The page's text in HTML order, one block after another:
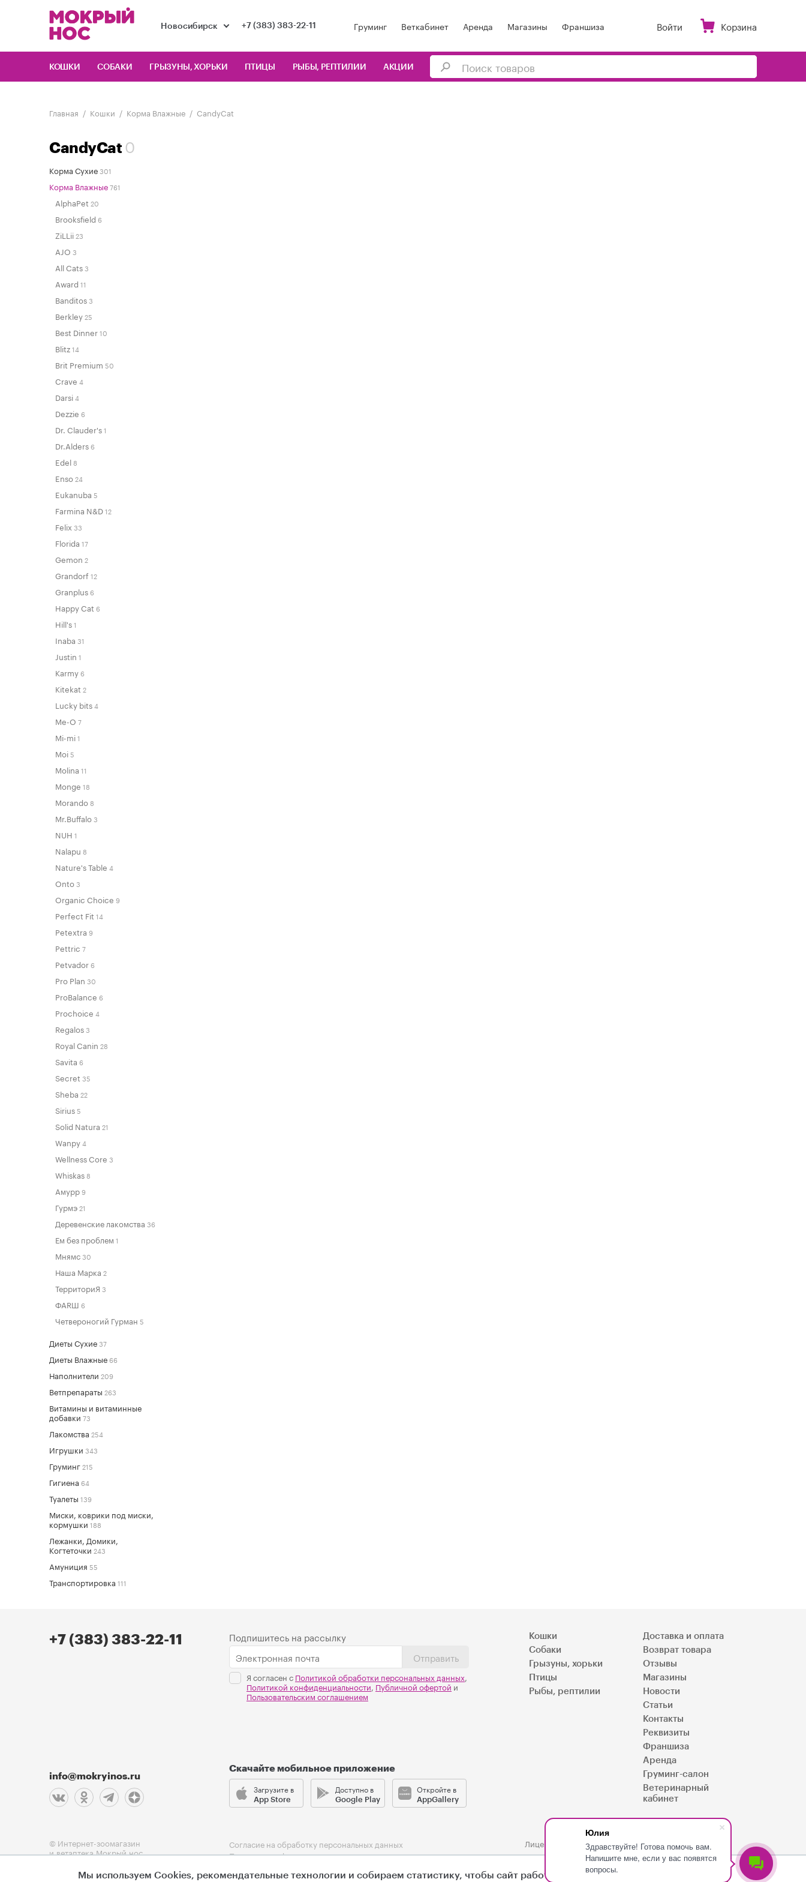
Юлия
Здравствуйте! Готова помочь вам.
Напишите мне, если у вас появятся
вопросы.
Новосибирск +7 (383) 383-22-11 Груминг Веткабинет Аренда Магазины Франшиза Войти Корзина
КОШКИ СОБАКИ ГРЫЗУНЫ, ХОРЬКИ ПТИЦЫ РЫБЫ, РЕПТИЛИИ АКЦИИ
Главная Кошки Корма Влажные CandyCat
CandyCat 0
Корма Сухие301
Корма Влажные761
AlphaPet 20
Brooksfield 6
ZiLLii23
AJO 3
All Cats3
Award 11
Banditos3
Berkley25
Best Dinner10
Blitz14
Brit Premium 50
Crave 4
Darsi4
Dezzie 6
Dr. Clauder's1
Dr.Alders6
Edel8
Enso24
Eukanuba 5
Farmina N&D12
Felix 33
Florida 17
Gemon 2
Grandorf12
Granplus6
Happy Cat 6
Hill's1
Inaba 31
Justin 1
Karmy6
Kitekat 2
Lucky bits4
Me-O 7
Mi-mi1
Moi5
Molina 11
Monge 18
Morando8
Mr.Buffalo3
NUH 1
Nalapu 8
Nature's Table 4
Onto3
Organic Choice 9
Perfect Fit 14
Petextra 9
Pettric 7
Petvador6
Pro Plan 30
ProBalance 6
Prochoice 4
Regalos3
Royal Canin 28
Savita 6
Secret 35
Sheba 22
Sirius5
Solid Natura 21
Wanpy4
Wellness Core 3
Whiskas8
Амурр9
Гурмэ21
Деревенские лакомства 36
Ем без проблем 1
Мнямс30
Наша Марка 2
ТерриториЯ 3
ФАRШ 6
Четвероногий Гурман 5
Диеты Сухие37
Диеты Влажные66
Наполнители 209
Ветпрепараты 263
Витамины и витаминные
добавки 73
Лакомства 254
Игрушки 343
Груминг215
Гигиена 64
Туалеты 139
Миски, коврики под миски,
кормушки 188
Лежанки, Домики,
Когтеточки 243
Амуниция 55
Транспортировка 111
Мы используем Cookies, рекомендательные технологии и собираем статистику, чтобы сайт работал лучше
+7 (383) 383-22-11
info@mokryinos.ru
Подпишитесь на рассылку
Отправить
Я согласен с Политикой обработки персональных данных,
Политикой конфиденциальности, Публичной офертой и
Пользовательским соглашением
Скачайте мобильное приложение
Загрузите в
App Store
Доступно в
Google Play
Откройте в
AppGallery
Кошки
Собаки
Грызуны, хорьки
Птицы
Рыбы, рептилии
Доставка и оплата
Возврат товара
Отзывы
Магазины
Новости
Статьи
Контакты
Реквизиты
Франшиза
Аренда
Груминг-салон
Ветеринарный
кабинет
© Интернет-зоомагазин
и ветаптека Мокрый нос
Согласие на обработку персональных данных
Политика конфиденциальности
Оферта
Лицензия № 54-20-3-000432, ООО "Пет Онлайн"